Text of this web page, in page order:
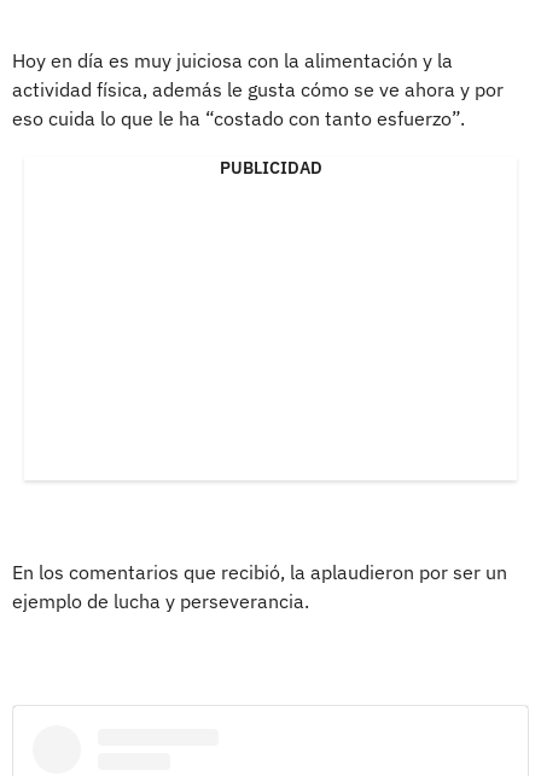
Hoy en día es muy juiciosa con la alimentación y la
actividad física, además le gusta cómo se ve ahora y por
eso cuida lo que le ha “costado con tanto esfuerzo”.
PUBLICIDAD
En los comentarios que recibió, la aplaudieron por ser un
ejemplo de lucha y perseverancia.